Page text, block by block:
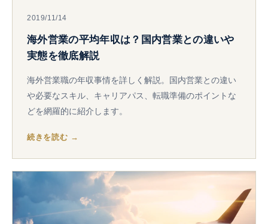
2019/11/14
海外営業の平均年収は？国内営業との違いや
実態を徹底解説
海外営業職の年収事情を詳しく解説。国内営業との違い
や必要なスキル、キャリアパス、転職準備のポイントな
どを網羅的に紹介します。
続きを読む →